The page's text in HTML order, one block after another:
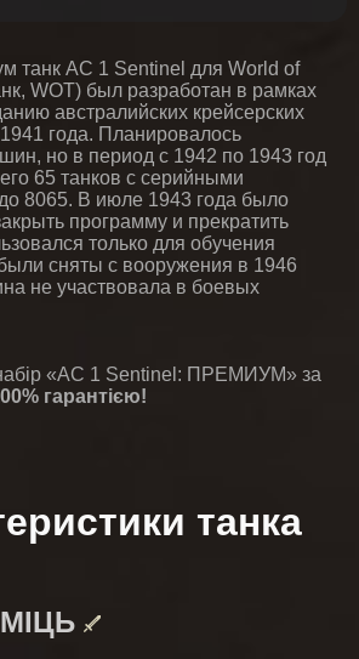
танк AC 1 Sentinel для World of
WOT) был разработан в рамках
австралийских крейсерских
года. Планировалось
но в период с 1942 по 1943 год
65 танков с серийными
8065. В июле 1943 года было
программу и прекратить
только для обучения
сняты с вооружения в 1946
не участвовала в боевых
«AC 1 Sentinel: ПРЕМИУМ» за
гарантією!
танка